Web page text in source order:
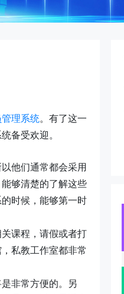
理系统。有了这一
备受欢迎。
他们通常都会采用
够清楚的了解这些
时候，能够第一时
课程，请假或者打
私教工作室都非常
非常方便的。另